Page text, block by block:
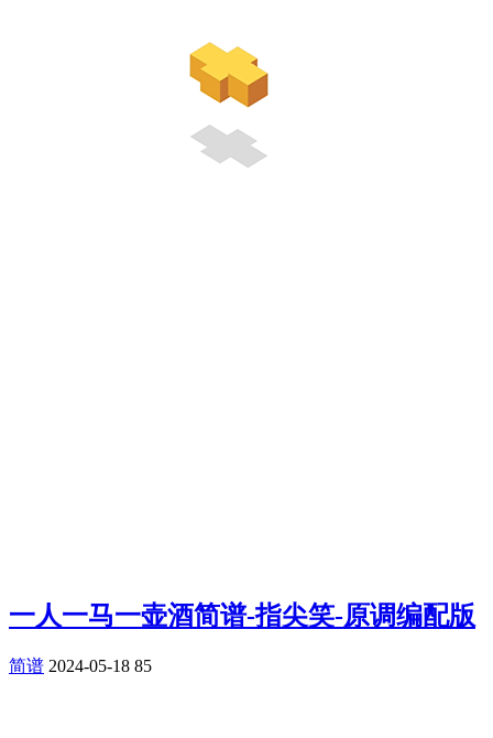
一人一马一壶酒简谱-指尖笑-原调编配版
简谱 2024-05-18 85